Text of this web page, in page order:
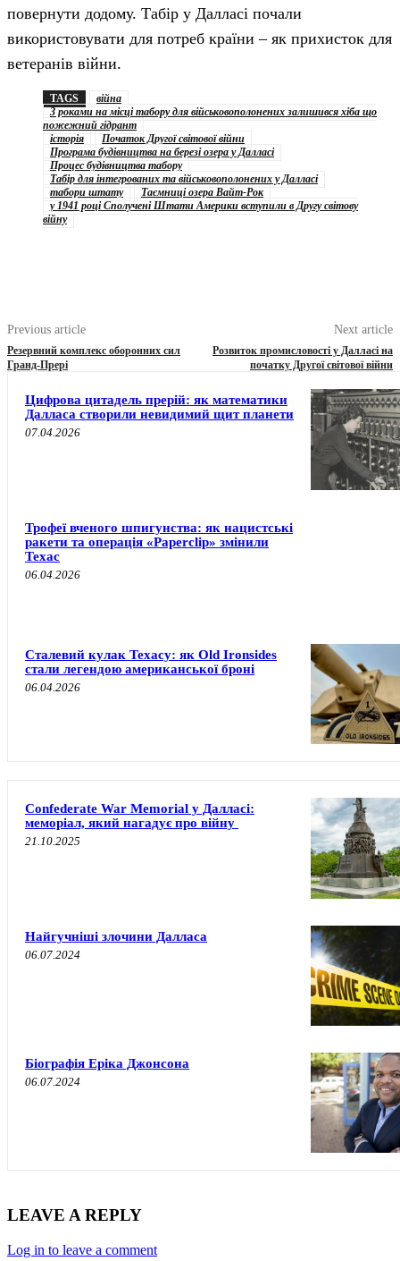
повернути додому. Табір у Далласі почали
використовувати для потреб країни – як прихисток для
ветеранів війни.
TAGS
війна
З роками на місці табору для військовополонених залишився хіба що
пожежний гідрант
історія
Початок Другої світової війни
Програма будівництва на березі озера у Далласі
Процес будівництва табору
Табір для інтегрованих та військовополонених у Далласі
табори штату
Таємниці озера Вайт-Рок
у 1941 році Сполучені Штати Америки вступили в Другу світову
війну
Previous article
Резервний комплекс оборонних сил
Гранд-Прері
Next article
Розвиток промисловості у Далласі на
початку Другої світової війни
Цифрова цитадель прерій: як математики
Далласа створили невидимий щит планети
07.04.2026
Трофеї вченого шпигунства: як нацистські
ракети та операція «Paperclip» змінили
Техас
06.04.2026
Сталевий кулак Техасу: як Old Ironsides
стали легендою американської броні
06.04.2026
Confederate War Memorial у Далласі:
меморіал, який нагадує про війну
21.10.2025
Найгучніші злочини Далласа
06.07.2024
Біографія Еріка Джонсона
06.07.2024
LEAVE A REPLY
Log in to leave a comment